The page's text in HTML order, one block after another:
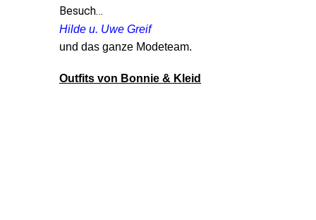
Besuch…
Hilde u. Uwe Greif
und das ganze Modeteam.
Outfits von Bonnie & Kleid